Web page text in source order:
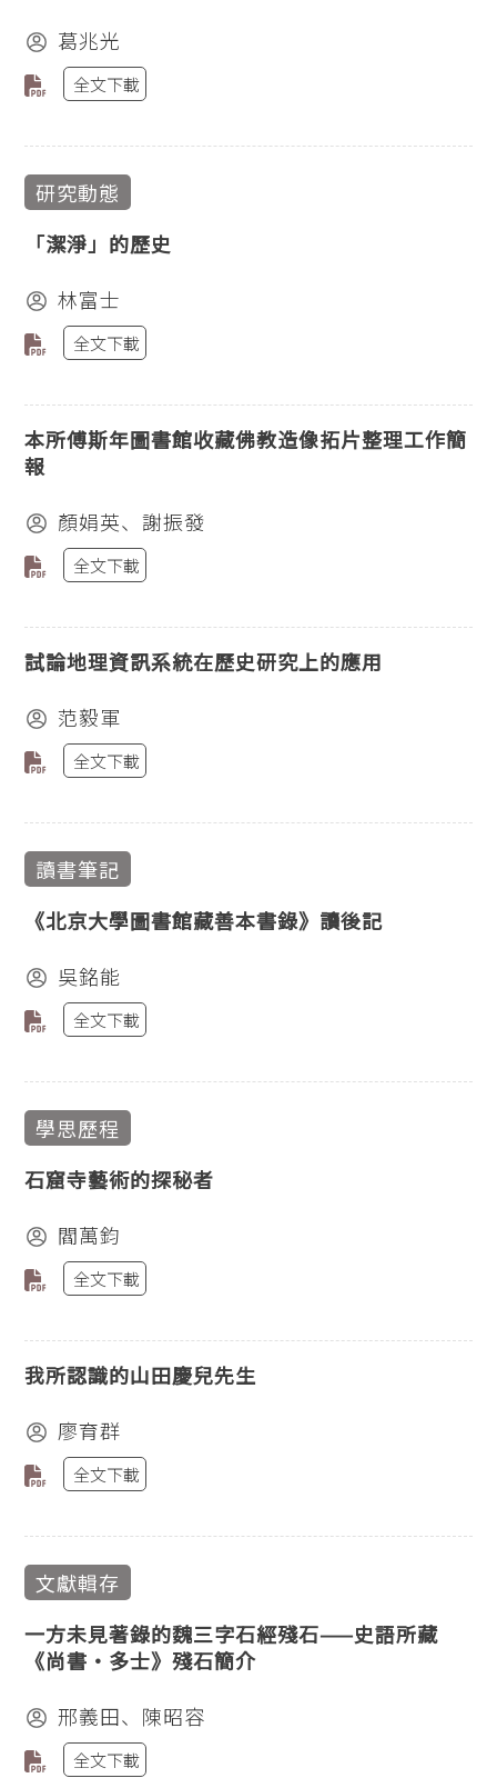
葛兆光
全文下載
研究動態
「潔淨」的歷史
林富士
全文下載
本所傅斯年圖書館收藏佛教造像拓片整理工作簡
報
顏娟英、謝振發
全文下載
試論地理資訊系統在歷史研究上的應用
范毅軍
全文下載
讀書筆記
《北京大學圖書館藏善本書錄》讀後記
吳銘能
全文下載
學思歷程
石窟寺藝術的探秘者
閻萬鈞
全文下載
我所認識的山田慶兒先生
廖育群
全文下載
文獻輯存
一方未見著錄的魏三字石經殘石——史語所藏
《尚書‧多士》殘石簡介
邢義田、陳昭容
全文下載